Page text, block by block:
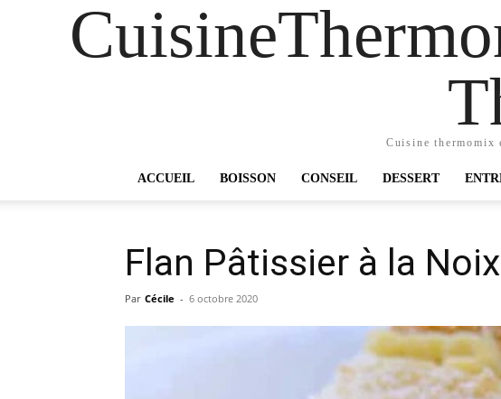
Cuisine thermomix
ACCUEIL BOISSON CONSEIL DESSERT
Flan Pâtissier à la
Par Cécile - 6 octobre 2020